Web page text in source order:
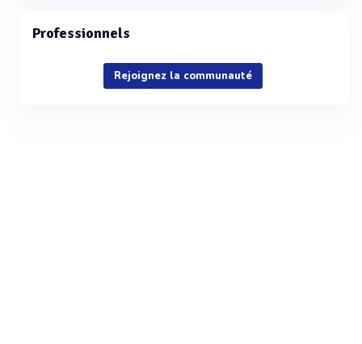
Professionnels
Rejoignez la communauté